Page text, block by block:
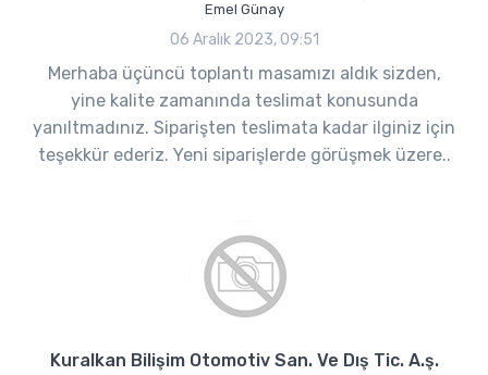
Emel Günay
06 Aralık 2023, 09:51
Merhaba üçüncü toplantı masamızı aldık sizden,
yine kalite zamanında teslimat konusunda
yanıltmadınız. Siparişten teslimata kadar ilginiz için
teşekkür ederiz. Yeni siparişlerde görüşmek üzere..
Kuralkan Bilişim Otomotiv San. Ve Dış Tic. A.ş.